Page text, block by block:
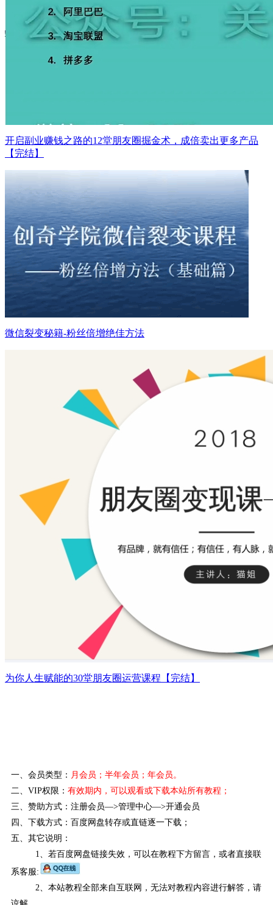
开启副业赚钱之路的12堂朋友圈掘金术，成倍卖出更多产品
【完结】
微信裂变秘籍-粉丝倍增绝佳方法
为你人生赋能的30堂朋友圈运营课程【完结】
一、会员类型： 月会员；半年会员；年会员。
二、VIP权限： 有效期内，可以观看或下载本站所有教程 ；
三、赞助方式：注册会员—>管理中心—>开通会员
四、下载方式：百度网盘转存或直链逐一下载；
五、其它说明：
1、若百度网盘链接失效，可以在教程下方留言，或者直接联
系客服:
2、本站教程全部来自互联网，无法对教程内容进行解答，请